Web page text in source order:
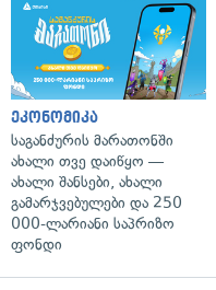
ეკონომიკა
საგანძურის მარათონში
ახალი თვე დაიწყო —
ახალი შანსები, ახალი
გამარჯვებულები და 250
000-ლარიანი საპრიზო
ფონდი